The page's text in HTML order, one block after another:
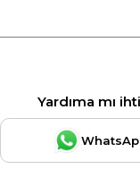
Yardıma mı